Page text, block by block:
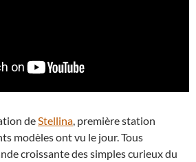
de Stellina , première station
modèles ont vu le jour. Tous
croissante des simples curieux du